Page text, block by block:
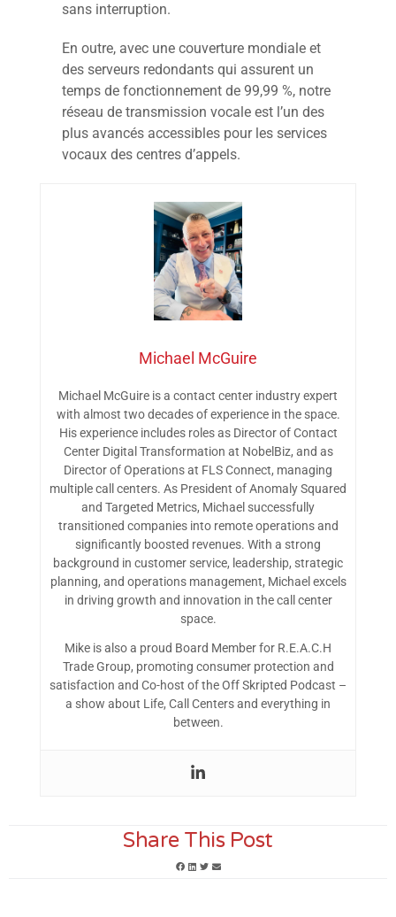
sans interruption.
En outre, avec une couverture mondiale et
des serveurs redondants qui assurent un
temps de fonctionnement de 99,99 %, notre
réseau de transmission vocale est l’un des
plus avancés accessibles pour les services
vocaux des centres d’appels.
Michael McGuire
Michael McGuire is a contact center industry expert
with almost two decades of experience in the space.
His experience includes roles as Director of Contact
Center Digital Transformation at NobelBiz, and as
Director of Operations at FLS Connect, managing
multiple call centers. As President of Anomaly Squared
and Targeted Metrics, Michael successfully
transitioned companies into remote operations and
significantly boosted revenues. With a strong
background in customer service, leadership, strategic
planning, and operations management, Michael excels
in driving growth and innovation in the call center
space.
Mike is also a proud Board Member for R.E.A.C.H
Trade Group, promoting consumer protection and
satisfaction and Co-host of the Off Skripted Podcast –
a show about Life, Call Centers and everything in
between.
Share This Post